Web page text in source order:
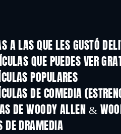
A LAS QUE LES GUSTÓ
QUE PUEDES VER
POPULARES
DE COMEDIA
DE WOODY ALLEN &
DE DRAMEDIA